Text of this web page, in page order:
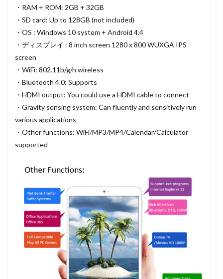
・RAM + ROM: 2GB + 32GB
・SD card: Up to 128GB (not included)
・OS : Windows 10 system + Android 4.4
・ディスプレイ : 8 inch screen 1280 x 800 WUXGA IPS
screen
・WiFi: 802.11b/g/n wireless
・Bluetooth 4.0: Supports
・HDMI output: You could use a HDMI cable to connect
・Gravity sensing system: Can fluently and sensitively run
various applications
・Other functions: WiFi/MP3/MP4/Calendar/Calculator
supported